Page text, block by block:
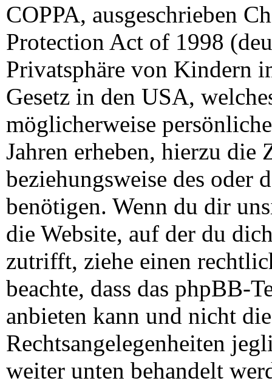
COPPA, ausgeschrieben
Protection Act of 1998
Privatsphäre von Kindern
Gesetz in den USA,
möglicherweise
Jahren erheben, hierzu die
beziehungsweise des oder
benötigen. Wenn du dir
die Website, auf der du
zutrifft, ziehe einen
beachte, dass das phpBB-
anbieten kann und nicht
Rechtsangelegenheiten
weiter unten behandelt